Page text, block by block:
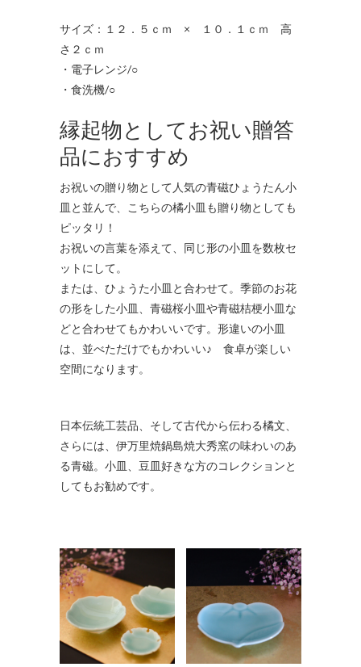
サイズ：１２．５ｃｍ × １０．１ｃｍ 高
さ２ｃｍ
・電子レンジ/○
・食洗機/○
縁起物としてお祝い贈答
品におすすめ
お祝いの贈り物として人気の青磁ひょうたん小
皿と並んで、こちらの橘小皿も贈り物としても
ピッタリ！
お祝いの言葉を添えて、同じ形の小皿を数枚セ
ットにして。
または、ひょうた小皿と合わせて。季節のお花
の形をした小皿、青磁桜小皿や青磁桔梗小皿な
どと合わせてもかわいいです。形違いの小皿
は、並べただけでもかわいい♪ 食卓が楽しい
空間になります。
日本伝統工芸品、そして古代から伝わる橘文、
さらには、伊万里焼鍋島焼大秀窯の味わいのあ
る青磁。小皿、豆皿好きな方のコレクションと
してもお勧めです。